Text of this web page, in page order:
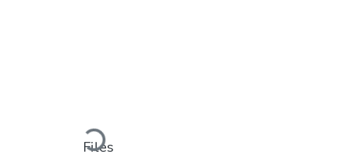
Loading...
Files